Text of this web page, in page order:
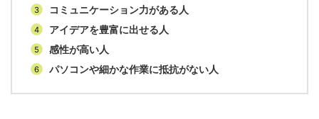
コミュニケーション力がある人
アイデアを豊富に出せる人
感性が高い人
パソコンや細かな作業に抵抗がない人